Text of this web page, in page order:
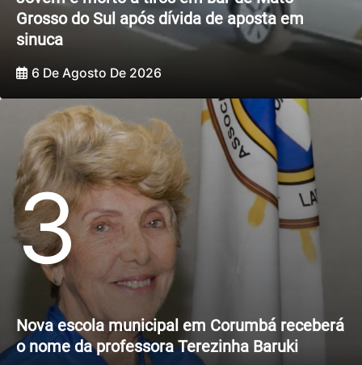
Grosso do Sul após dívida de aposta em
sinuca
6 De Agosto De 2026
3
Nova escola municipal em Corumbá receberá
o nome da professora Terezinha Baruki